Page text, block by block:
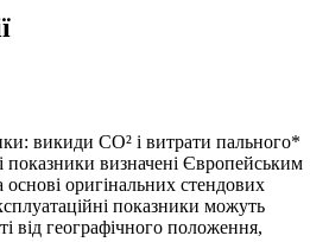
викиди СО² і витрати пального*
визначені Європейським
основі оригінальних стендових
показники можуть
від географічного положення,